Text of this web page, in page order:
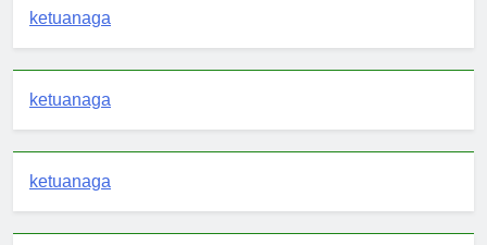
ketuanaga
ketuanaga
ketuanaga